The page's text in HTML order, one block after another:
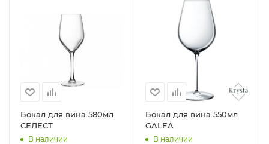
Бокал для вина 580мл
СЕЛЕСТ
В наличии
Бокал для вина 550мл
GALEA
В наличии